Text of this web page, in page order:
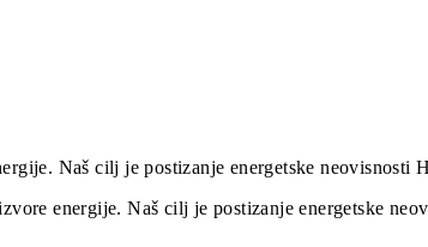
Naš cilj je postizanje energetske neovisnosti
energije. Naš cilj je postizanje energetske